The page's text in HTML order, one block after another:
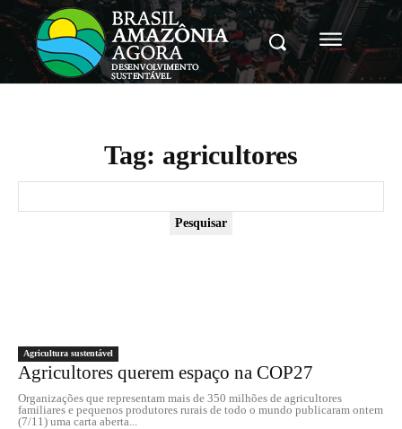
Tag: agricultores
Pesquisar
Agricultura sustentável
Agricultores querem espaço na COP27
Organizações que representam mais de 350 milhões de agricultores
familiares e pequenos produtores rurais de todo o mundo publicaram ontem
(7/11) uma carta aberta...